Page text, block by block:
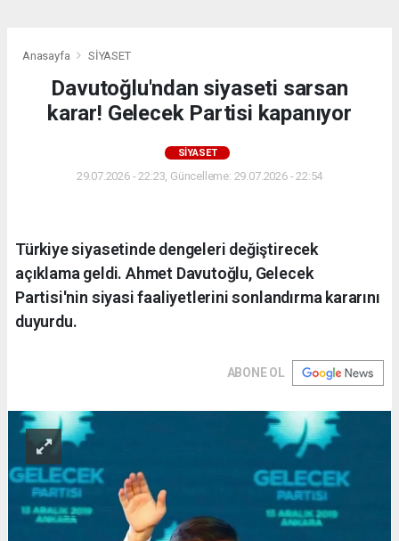
Anasayfa SİYASET
Davutoğlu'ndan siyaseti sarsan
karar! Gelecek Partisi kapanıyor
SİYASET
29.07.2026 - 22:23, Güncelleme: 29.07.2026 - 22:54
Türkiye siyasetinde dengeleri değiştirecek
açıklama geldi. Ahmet Davutoğlu, Gelecek
Partisi'nin siyasi faaliyetlerini sonlandırma kararını
duyurdu.
ABONE OL